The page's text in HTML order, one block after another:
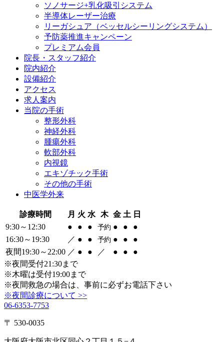
ソノサージ+乳化吸引システム
半導体レーザー治療
リーガシュア（ベッセルシーリングシステム）
予防薬推進キャンペーン
プレミアム会員
院長・ スタッフ紹介
院内紹介
設備紹介
アクセス
求人案内
当院の手術
整形外科
神経外科
腫瘍外科
軟部外科
内視鏡
エキゾチック手術
その他の手術
中医学外来
診療時間 月 火 水 木 金 土 日
9:30～12:30
● ● ● 予約 ● ●
●
16:30～19:30
／ ● ● 予約 ● ●
●
夜間19:30～22:00 ／ ● ● ／ ● ●
●
※夜間受付21:30まで
※木曜は受付19:00まで
※夜間救急の場合は、事前に必ずお電話下さい
※夜間診療について >>
06-6353-7753
〒 530-0035